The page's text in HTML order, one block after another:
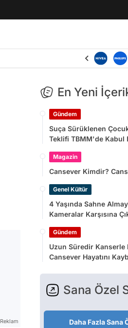
Reklam
En Yeni
Gündem
Suça Sürüklenen
Teklifi TBMM'de Kabul
Magazin
Cansever Kimdir?
Genel Kültür
4 Yaşında Sahne
Kameralar Karşısına
Gündem
Uzun Süredir Kanserle
Cansever Hayatını
Sana Özel
Daha Fazla Sana